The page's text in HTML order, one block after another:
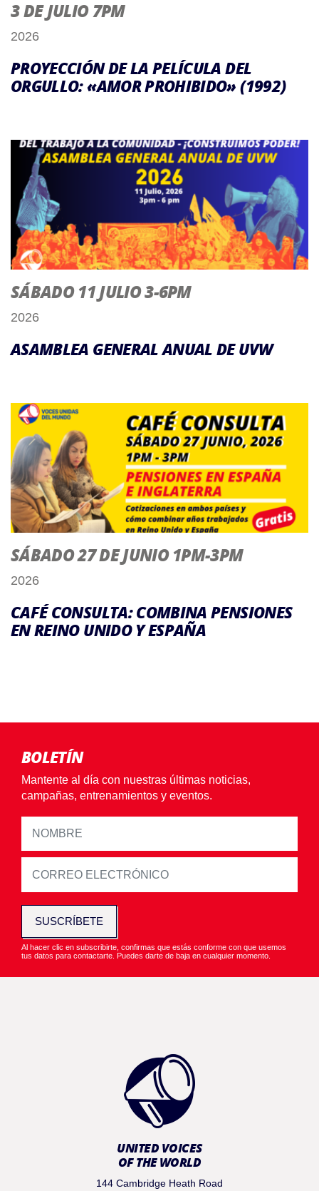
3 DE JULIO 7PM
2026
PROYECCIÓN DE LA PELÍCULA DEL
ORGULLO: «AMOR PROHIBIDO» (1992)
SÁBADO 11 JULIO 3-6PM
2026
ASAMBLEA GENERAL ANUAL DE UVW
SÁBADO 27 DE JUNIO 1PM-3PM
2026
CAFÉ CONSULTA: COMBINA PENSIONES
EN REINO UNIDO Y ESPAÑA
BOLETÍN
Mantente al día con nuestras últimas noticias,
campañas, entrenamientos y eventos.
SUSCRÍBETE
Al hacer clic en subscribirte, confirmas que estás conforme con que usemos
tus datos para contactarte. Puedes darte de baja en cualquier momento.
UNITED VOICES
OF THE WORLD
144 Cambridge Heath Road